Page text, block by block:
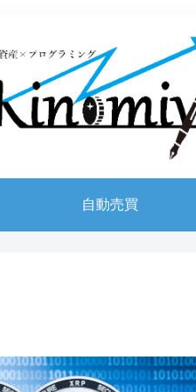
自動売買